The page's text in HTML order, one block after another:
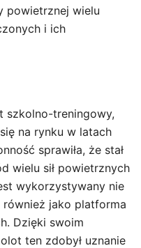
powietrznej wielu
i ich
szkolno-treningowy,
na rynku w latach
sprawiła, że stał
wielu sił powietrznych
wykorzystywany nie
jako platforma
Dzięki swoim
ten zdobył uznanie